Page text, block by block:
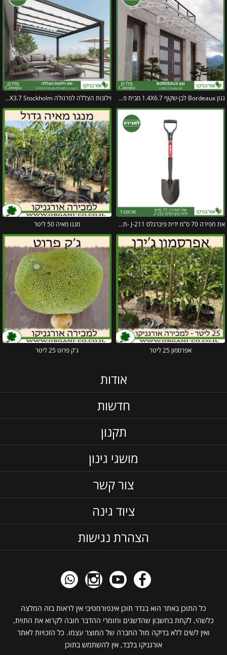
גגון Bordeaux לבן-שקוף 1.4X6.7 מבית פלרם – Canopia וילונות הצללה לפרגולה 3.4X3.7 Stockholm מבית פלרם – Canopia
את חפירה 70 ס"מ ידית פיברגלס J-211 -תבור מנגו מאיה 50 ליטר
אפרסמון 25 ליטר ג'ק פרוט 25 ליטר
אודות
חדשות
תקנון
מושגי גינון
צור קשר
ציוד גינה
הצהרת נגישות
כל התוכן באתר הוא בגדר תוכן אינפורמטיבי אין לראות בזה המלצה
כלשהי, לקחת בחשבון שהדשנים וחומרי ההדבר חובה לקרוא את התוית,
ואין לשים ללא בדיקה מול החברה של המוצר עצמו. כל הזכויות לאתר
אורגניקו בלבד, אין להשתמש בתוכן